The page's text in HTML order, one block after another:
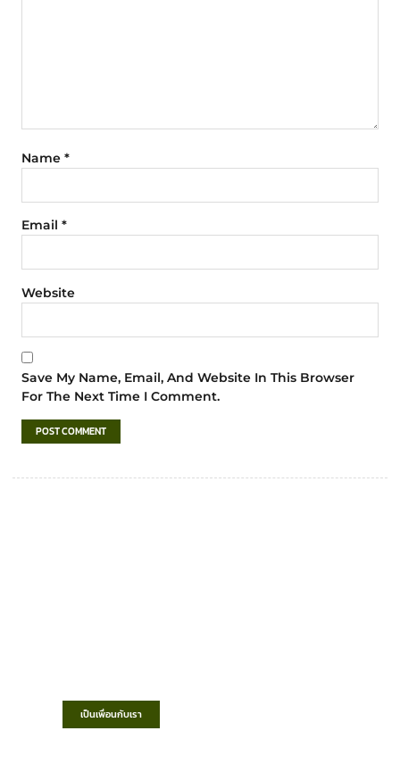
Name *
Email *
Website
Save My Name, Email, And Website In This Browser
For The Next Time I Comment.
เป็นเพื่อนกับเรา